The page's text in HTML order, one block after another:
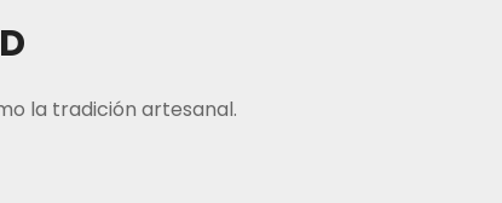
la tradición artesanal.